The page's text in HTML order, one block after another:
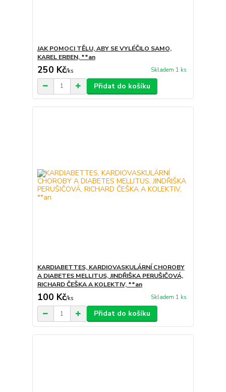
JAK POMOCI TĚLU, ABY SE VYLÉČILO SAMO,
KAREL ERBEN, **an
250 Kč/ks Skladem 1 ks
Přidat do košíku
KARDIABETTES, KARDIOVASKULÁRNÍ CHOROBY
A DIABETES MELLITUS, JINDŘIŠKA PERUŠIČOVÁ,
RICHARD ČEŠKA A KOLEKTIV, **an
100 Kč/ks Skladem 1 ks
Přidat do košíku